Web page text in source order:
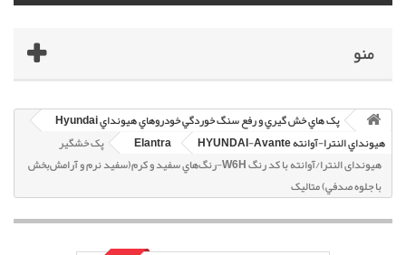
منو
پک هاي خش گيري و رفع سنگ خوردگي خودروهاي هيونداي Hyundai
هيونداي النترا-آوانته HYUNDAI-Avante
Elantra
پک خشگير
هیوندای النترا/آوانته با کد رنگ W6H-رنگ‌هاي سفيد و کرم(سفيد نرم و آرامش‌بخش
با جلوه صدفي) متاليک